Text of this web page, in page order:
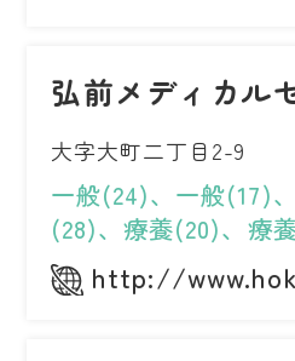
弘前メディカル
大字大町二丁目2-9
一般(24)、一般(17)
(28)、療養(20)、療
http://